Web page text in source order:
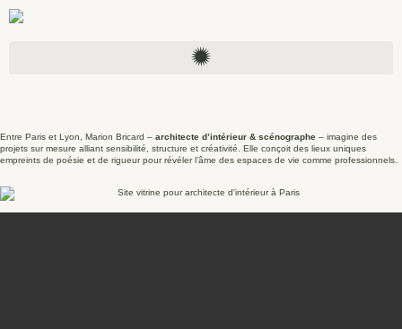
Entre Paris et Lyon, Marion Bricard – architecte d’intérieur & scénographe – imagine des
projets sur mesure alliant sensibilité, structure et créativité. Elle conçoit des lieux uniques
empreints de poésie et de rigueur pour révéler l’âme des espaces de vie comme professionnels.